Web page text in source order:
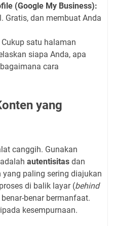
(Google My Business):
Gratis, dan membuat Anda
Cukup satu halaman
siapa Anda, apa
cara
yang
canggih. Gunakan
autentisitas dan
yang paling sering diajukan
di balik layar (behind
benar bermanfaat.
kesempurnaan.